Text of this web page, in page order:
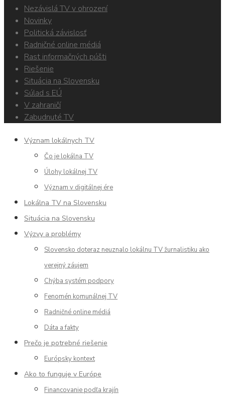
Nezávislá TV v ohrození
Novinky
Politická závislosť
Radničné online médiá
Rast informačných púšti
Riešenie
Situácia na Slovensku
Súlad s EÚ
V zahraničí
Zabudnuté TV
Význam lokálnych TV
Čo je lokálna TV
Úlohy lokálnej TV
Význam v digitálnej ére
Lokálna TV na Slovensku
Situácia na Slovensku
Výzvy a problémy
Slovensko doteraz neuznalo lokálnu TV žurnalistiku ako
verejný záujem
Chýba systém podpory
Fenomén komunálnej TV
Radničné online médiá
Dáta a fakty
Prečo je potrebné riešenie
Európsky kontext
Ako to funguje v Európe
Financovanie podľa krajín